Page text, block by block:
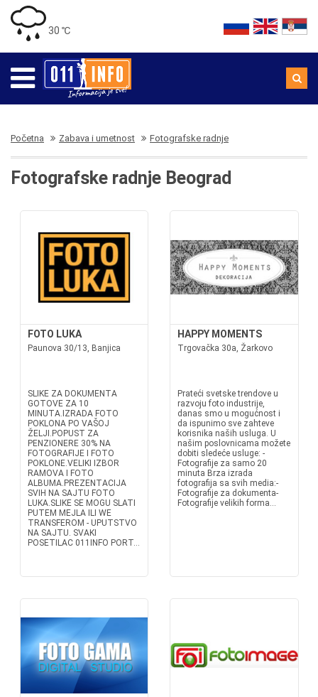
30 ℃
Početna Zabava i umetnost Fotografske radnje
Fotografske radnje Beograd
FOTO LUKA
Paunova 30/13, Banjica
SLIKE ZA DOKUMENTA
GOTOVE ZA 10
MINUTA.IZRADA FOTO
POKLONA PO VAŠOJ
ŽELJI.POPUST ZA
PENZIONERE 30% NA
FOTOGRAFIJE I FOTO
POKLONE.VELIKI IZBOR
RAMOVA I FOTO
ALBUMA.PREZENTACIJA
SVIH NA SAJTU FOTO
LUKA.SLIKE SE MOGU SLATI
PUTEM MEJLA ILI WE
TRANSFEROM - UPUTSTVO
NA SAJTU. SVAKI
POSETILAC 011INFO PORT...
HAPPY MOMENTS
Trgovačka 30a, Žarkovo
Prateći svetske trendove u
razvoju foto industrije,
danas smo u mogućnost i
da ispunimo sve zahteve
korisnika naših usluga. U
našim poslovnicama možete
dobiti sledeće usluge: -
Fotografije za samo 20
minuta Brza izrada
fotografija sa svih media:-
Fotografije za dokumenta-
Fotografije velikih forma...